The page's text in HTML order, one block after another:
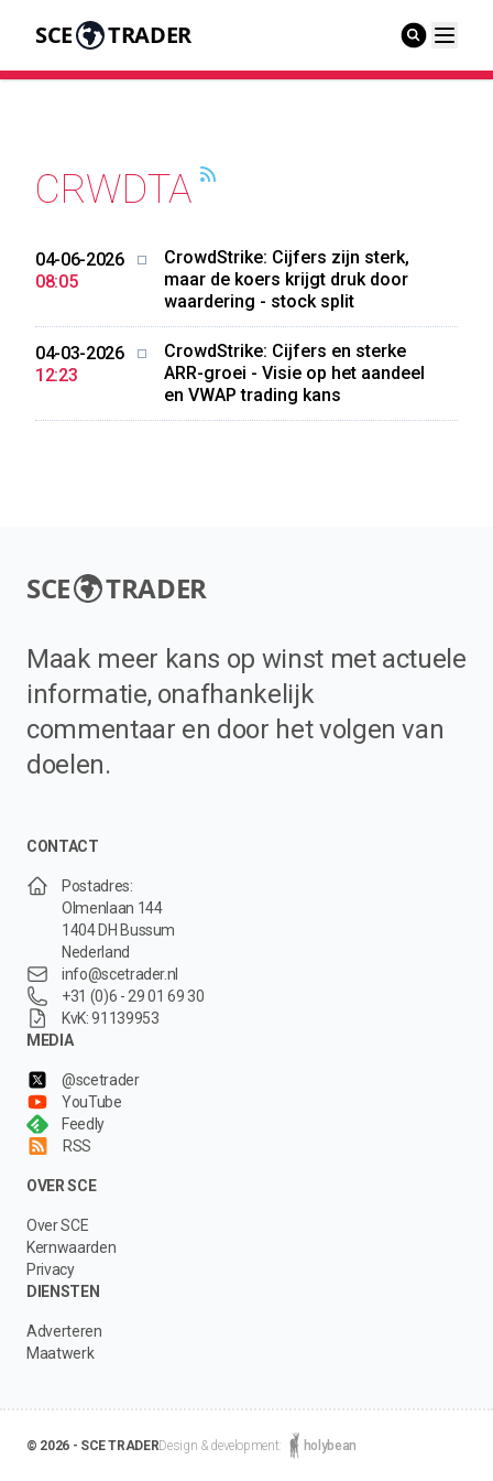
SCE TRADER
CRWDTA
04-06-2026
08:05
CrowdStrike: Cijfers zijn sterk,
maar de koers krijgt druk door
waardering - stock split
04-03-2026
12:23
CrowdStrike: Cijfers en sterke
ARR-groei - Visie op het aandeel
en VWAP trading kans
SCE TRADER
Maak meer kans op winst met actuele
informatie, onafhankelijk
commentaar en door het volgen van
doelen.
CONTACT
Postadres:
Olmenlaan 144
1404 DH Bussum
Nederland
info@scetrader.nl
+31 (0)6 - 29 01 69 30
KvK: 91139953
MEDIA
@scetrader
YouTube
Feedly
RSS
OVER SCE
Over SCE
Kernwaarden
Privacy
DIENSTEN
Adverteren
Maatwerk
© 2026 - SCE TRADERDesign & development: holybean